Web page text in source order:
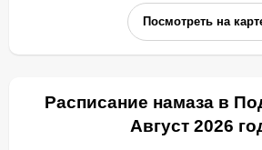
Посмотреть на
Расписание намаза в
Август 2026